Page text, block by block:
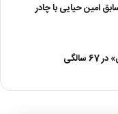
امین حیایی با چادر